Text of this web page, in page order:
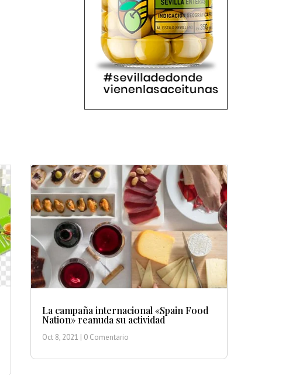
La campaña internacional «Spain Food
Nation» reanuda su actividad
Oct 8, 2021 | 0 Comentario